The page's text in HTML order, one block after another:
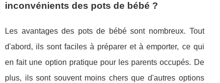
inconvénients des pots de bébé ?
Les avantages des pots de bébé sont nombreux. Tout
d'abord, ils sont faciles à préparer et à emporter, ce qui
en fait une option pratique pour les parents occupés. De
plus, ils sont souvent moins chers que d'autres options